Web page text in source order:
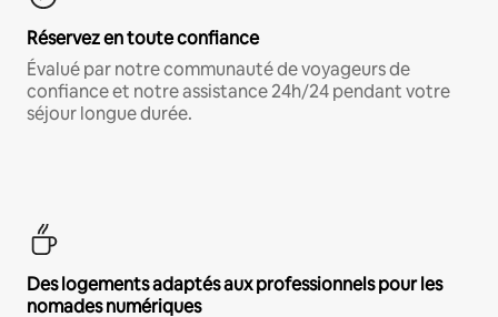
Réservez en toute confiance
Évalué par notre communauté de voyageurs de
confiance et notre assistance 24h/24 pendant votre
séjour longue durée.
Des logements adaptés aux professionnels pour les
nomades numériques